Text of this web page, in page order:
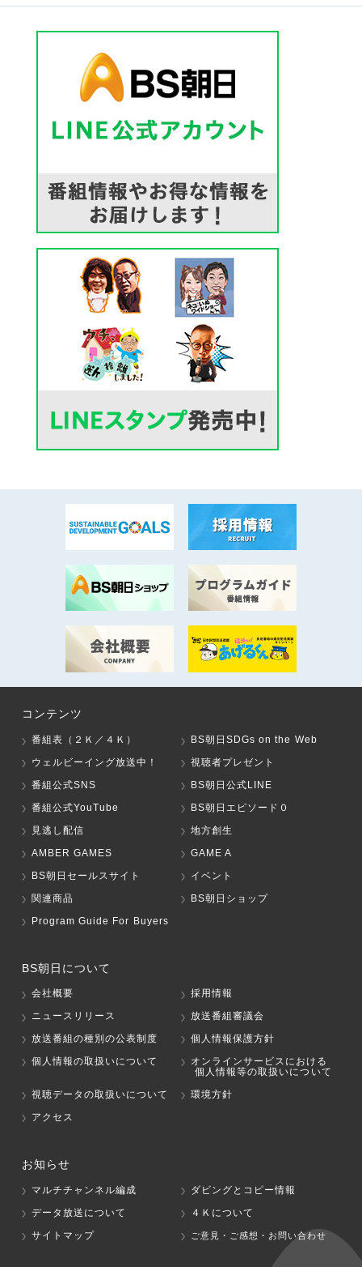
コンテンツ
番組表（２Ｋ／４Ｋ）
BS朝日SDGs on the Web
ウェルビーイング放送中！
視聴者プレゼント
番組公式SNS
BS朝日公式LINE
番組公式YouTube
BS朝日エピソード０
見逃し配信
地方創生
AMBER GAMES
GAME A
BS朝日セールスサイト
イベント
関連商品
BS朝日ショップ
Program Guide For Buyers
BS朝日について
会社概要
採用情報
ニュースリリース
放送番組審議会
放送番組の種別の公表制度
個人情報保護方針
個人情報の取扱いについて
オンラインサービスにおける
個人情報等の取扱いについて
視聴データの取扱いについて
環境方針
アクセス
お知らせ
マルチチャンネル編成
ダビングとコピー情報
データ放送について
４Ｋについて
サイトマップ
ご意見・ご感想・お問い合わせ